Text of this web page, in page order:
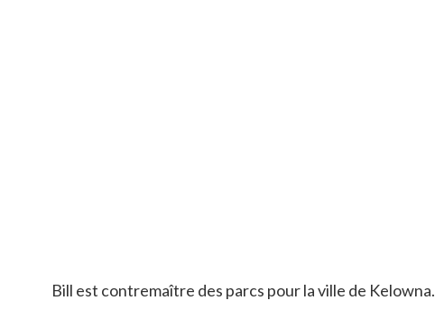
Bill est contremaître des parcs pour la ville de Kelowna.